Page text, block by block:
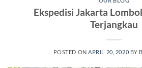
Ekspedisi Jakarta
Terjangkau
POSTED ONAPRIL 20, 2020 BY